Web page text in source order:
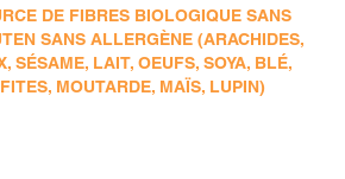
DE FIBRES BIOLOGIQUE SANS
SANS ALLERGÈNE (ARACHIDES,
SÉSAME, LAIT, OEUFS, SOYA, BLÉ,
MOUTARDE, MAÏS, LUPIN)